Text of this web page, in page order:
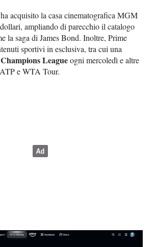
acquisito la casa cinematografica MGM
ampliando di parecchio il catalogo
la saga di James Bond. Inoltre, Prime
sportivi in esclusiva, tra cui una
Leagueogni mercoledì e altre
e WTA Tour.